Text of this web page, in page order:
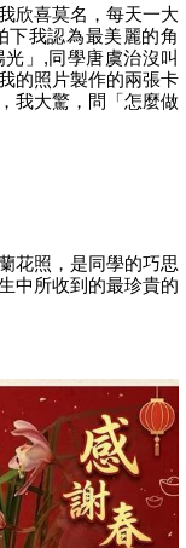
欣喜莫名，每天一大
下我認為最美麗的角
」,同學唐虞治沒叫
的照片製作的兩張卡
我大驚，問「怎麼做
花照，是同學的巧思
中所收到的最珍貴的